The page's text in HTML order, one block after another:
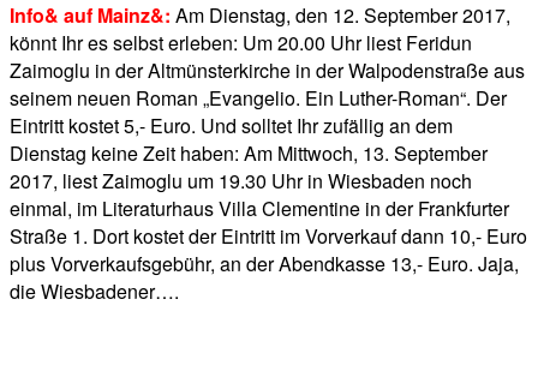
Info& auf Mainz&: Am Dienstag, den 12. September 2017,
könnt Ihr es selbst erleben: Um 20.00 Uhr liest Feridun
Zaimoglu in der Altmünsterkirche in der Walpodenstraße aus
seinem neuen Roman „Evangelio. Ein Luther-Roman“. Der
Eintritt kostet 5,- Euro. Und solltet Ihr zufällig an dem
Dienstag keine Zeit haben: Am Mittwoch, 13. September
2017, liest Zaimoglu um 19.30 Uhr in Wiesbaden noch
einmal, im Literaturhaus Villa Clementine in der Frankfurter
Straße 1. Dort kostet der Eintritt im Vorverkauf dann 10,- Euro
plus Vorverkaufsgebühr, an der Abendkasse 13,- Euro. Jaja,
die Wiesbadener….